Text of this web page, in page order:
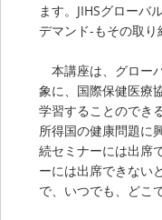
ます。JIHSグローバ
デマンド-もその取り
本講座は、グロー
象に、国際保健医療
学習することのでき
所得国の健康問題に
続セミナーには出席
ーには出席できない
で、いつでも、どこ